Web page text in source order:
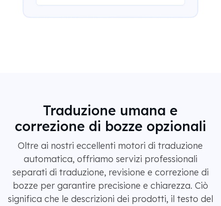
Traduzione umana e
correzione di bozze opzionali
Oltre ai nostri eccellenti motori di traduzione
automatica, offriamo servizi professionali
separati di traduzione, revisione e correzione di
bozze per garantire precisione e chiarezza. Ciò
significa che le descrizioni dei prodotti, il testo del